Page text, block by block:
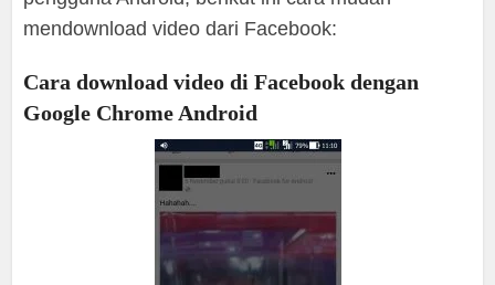
mendownload video dari Facebook:
Cara download video di Facebook dengan
Google Chrome Android